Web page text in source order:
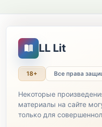
LL Lit
18+ Все права
Некоторые
материалы на сайте
только для